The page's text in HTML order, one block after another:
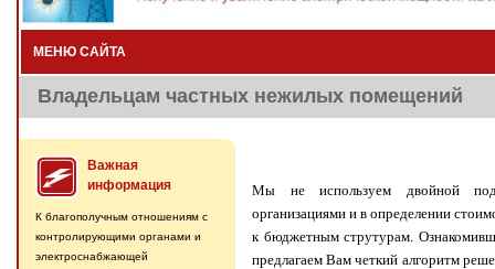
МЕНЮ САЙТА
Владельцам частных нежилых помещений
Важная
информация
К благополучным отношениям с
контролирующими органами и
электроснабжающей
Мы не используем двойной
организациями и в определении
к бюджетным струтурам.
предлагаем Вам четкий алгоритм